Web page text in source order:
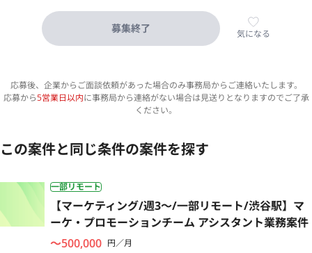
募集終了 気になる
応募後、企業からご面談依頼があった場合のみ事務局からご連絡いたします。
応募から5営業日以内に事務局から連絡がない場合は見送りとなりますのでご了承
ください。
この案件と同じ条件の案件を探す
一部リモート
【マーケティング/週3〜/一部リモート/渋谷駅】マ
ーケ・プロモーションチーム アシスタント業務案件
〜500,000 円／月